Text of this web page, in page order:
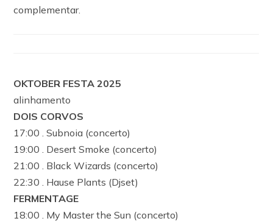
complementar.
OKTOBER FESTA 2025
alinhamento
DOIS CORVOS
17:00 . Subnoia (concerto)
19:00 . Desert Smoke (concerto)
21:00 . Black Wizards (concerto)
22:30 . Hause Plants (Djset)
FERMENTAGE
18:00 . My Master the Sun (concerto)